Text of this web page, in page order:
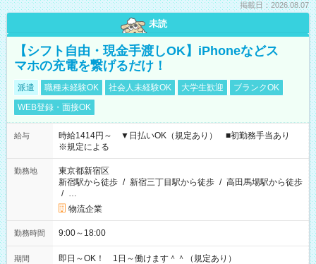
掲載日：2026.08.07
未読
【シフト自由・現金手渡しOK】iPhoneなどス
マホの充電を繋げるだけ！
派遣 職種未経験OK 社会人未経験OK 大学生歓迎
ブランクOK
WEB登録・面接OK
給与
時給1414円～ ▼日払いOK（規定あり） ■初勤務手当あり
※規定による
勤務地
東京都新宿区
新宿駅から徒歩 / 新宿三丁目駅から徒歩 / 高田馬場駅から徒歩
/ …
物流企業
勤務時間 9:00～18:00
期間 即日～OK！ 1日～働けます＾＾（規定あり）